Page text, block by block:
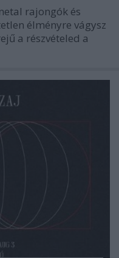
rajongók és
élményre vágysz
a részvételed a